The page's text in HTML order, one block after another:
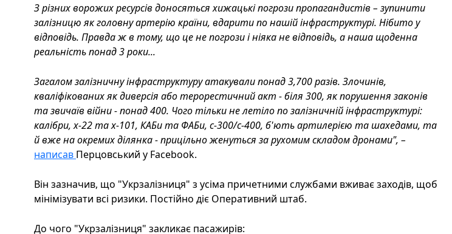
З різних ворожих ресурсів доносяться хижацькі погрози пропагандистів – зупинити
залізницю як головну артерію країни, вдарити по нашій інфраструктурі. Нібито у
відповідь. Правда ж в тому, що це не погрози і ніяка не відповідь, а наша щоденна
реальність понад 3 роки...
Загалом залізничну інфраструктуру атакували понад 3,700 разів. Злочинів,
кваліфікованих як диверсія або терорестичний акт - біля 300, як порушення законів
та звичаїв війни - понад 400. Чого тільки не летіло по залізничній інфраструктурі:
калібри, х-22 та х-101, КАБи та ФАБи, с-300/с-400, б'ють артилерією та шахедами, та
й вже на окремих ділянка - прицільно женуться за рухомим складом дронами", –
написав Перцовський у Facebook.
Він зазначив, що "Укрзалізниця" з усіма причетними службами вживає заходів, щоб
мінімізувати всі ризики. Постійно діє Оперативний штаб.
До чого "Укрзалізниця" закликає пасажирів: